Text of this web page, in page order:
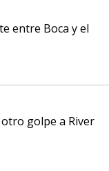
entre Boca y el
golpe a River